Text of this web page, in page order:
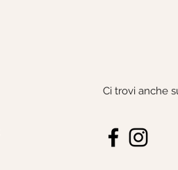
Ci trovi anche